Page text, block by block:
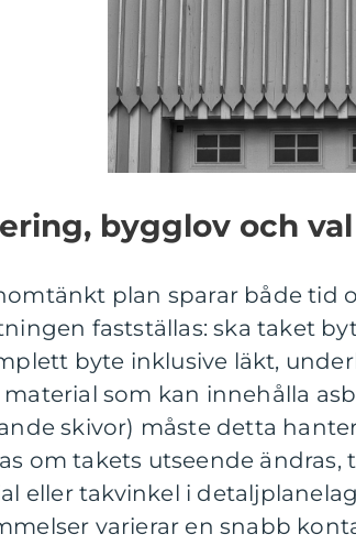
bygglov och
plan sparar både tid
fastställas: ska taket
byte inklusive läkt,
som kan innehålla
skivor) måste detta
om takets utseende ändras,
eller takvinkel i
varierar en snabb